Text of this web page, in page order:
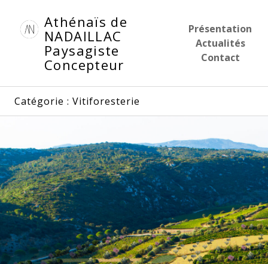
contenu
Athénaïs de
NADAILLAC
Paysagiste
Concepteur
Présentation
Actualités
Contact
Catégorie : Vitiforesterie